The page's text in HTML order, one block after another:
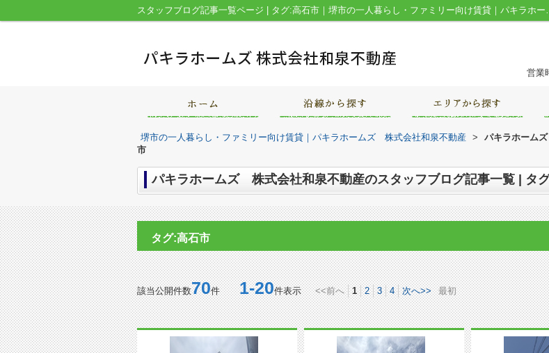
スタッフブログ記事一覧ペ
営業
堺市の一人暮らし・ファミリー向け賃貸｜パキラホームズ 株式会社和泉不動産 >
パキラホーム
市
パキラホームズ 株式会社和泉不動産のスタッフブログ記事一覧 | タ
タグ:高石市
該当公開件数70件1-20件表示 <<前へ 1 2 3 4 次へ>> 最初